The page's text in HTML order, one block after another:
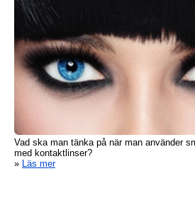
Vad ska man tänka på när man använder
med kontaktlinser?
» Läs mer